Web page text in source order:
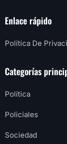
Enlace rápido
Política De
Categorías
Política
Policiales
Sociedad